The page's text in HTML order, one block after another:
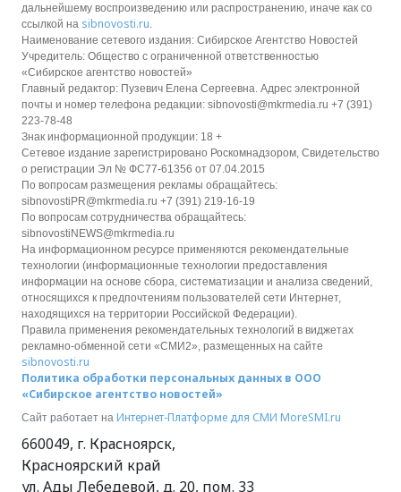
дальнейшему воспроизведению или распространению, иначе как со
ссылкой на sibnovosti.ru
Наименование сетевого издания: Сибирское Агентство Новостей
Учредитель: Общество с ограниченной ответственностью
«Сибирское агентство новостей»
Главный редактор: Пузевич Елена Сергеевна. Адрес электронной
почты и номер телефона редакции: sibnovosti@mkrmedia.ru +7 (391)
223-78-48
Знак информационной продукции: 18 +
Сетевое издание зарегистрировано Роскомнадзором, Свидетельство
о регистрации Эл № ФС77-61356 от 07.04.2015
По вопросам размещения рекламы обращайтесь:
sibnovostiPR@mkrmedia.ru +7 (391) 219-16-19
По вопросам сотрудничества обращайтесь:
sibnovostiNEWS@mkrmedia.ru
На информационном ресурсе применяются рекомендательные
технологии (информационные технологии предоставления
информации на основе сбора, систематизации и анализа сведений,
относящихся к предпочтениям пользователей сети Интернет,
находящихся на территории Российской Федерации).
Правила применения рекомендательных технологий в виджетах
рекламно-обменной сети «СМИ2», размещенных на сайте
sibnovosti.ru
Политика обработки персональных данных в ООО
«Сибирское агентство новостей»
Сайт работает на Интернет-Платформе для СМИ MoreSMI.ru
660049, г. Красноярск,
Красноярский край
ул. Ады Лебедевой, д. 20, пом. 33